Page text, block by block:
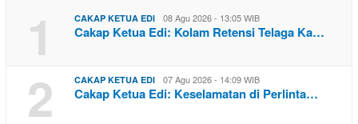
1 CAKAP KETUA EDI 08 Agu 2026 - 13:05 WIB
Cakap Ketua Edi: Kolam Retensi Telaga Ka…
2 CAKAP KETUA EDI 07 Agu 2026 - 14:09 WIB
Cakap Ketua Edi: Keselamatan di Perlinta…